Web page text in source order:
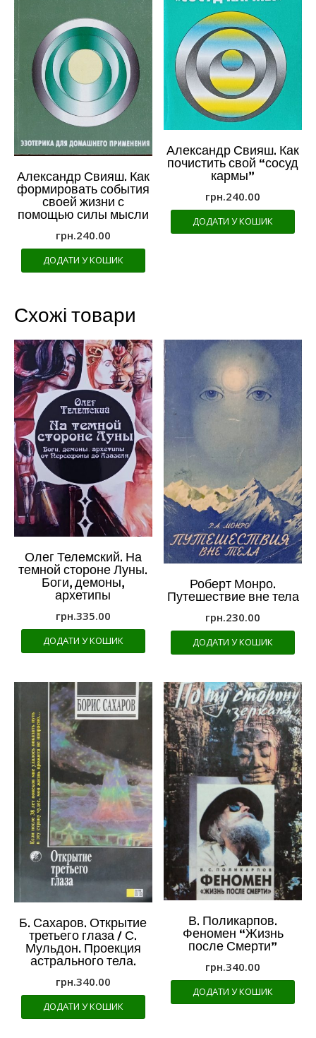
Александр Свияш. Как
формировать события
своей жизни с
помощью силы мысли
грн.240.00
ДОДАТИ У КОШИК
Александр Свияш. Как
почистить свой “сосуд
кармы”
грн.240.00
ДОДАТИ У КОШИК
Схожі товари
Олег Телемский. На
темной стороне Луны.
Боги, демоны,
архетипы
грн.335.00
ДОДАТИ У КОШИК
Роберт Монро.
Путешествие вне тела
грн.230.00
ДОДАТИ У КОШИК
Б. Сахаров. Открытие
третьего глаза / С.
Мульдон. Проекция
астрального тела.
грн.340.00
ДОДАТИ У КОШИК
В. Поликарпов.
Феномен “Жизнь
после Смерти”
грн.340.00
ДОДАТИ У КОШИК